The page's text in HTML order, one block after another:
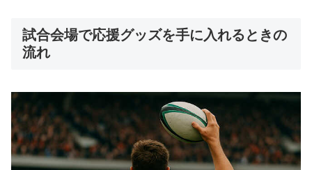
試合会場で応援グッズを手に入れるときの
流れ